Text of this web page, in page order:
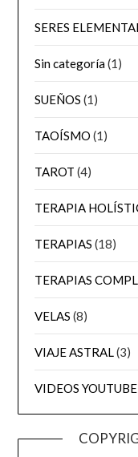
SERES
Sin categoría(1)
SUEÑOS (1)
TAOÍSMO (1)
TAROT (4)
TERAPIA
TERAPIAS (18)
TERAPIAS
VELAS (8)
VIAJE ASTRAL(3)
VIDEOS YOUTUBE